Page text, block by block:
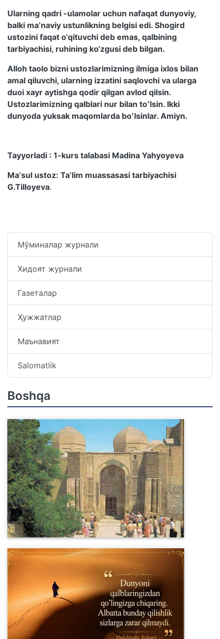
Ularning qadri -ulamolar uchun nafaqat dunyoviy,
balki ma’naviy ustunlikning belgisi edi. Shogird
ustozini faqat o‘qituvchi deb emas, qalbining
tarbiyachisi, ruhining ko‘zgusi deb bilgan.
Alloh taolo bizni ustozlarimizning ilmiga ixlos bilan
amal qiluvchi, ularning izzatini saqlovchi va ularga
duoi xayr aytishga qodir qilgan avlod qilsin.
Ustozlarimizning qalblari nur bilan toʻlsin. Ikki
dunyoda yuksak maqomlarda boʻlsinlar. Amiyn.
Tayyorladi : 1-kurs talabasi Madina Yahyoyeva
Maʼsul ustoz: Taʼlim muassasasi tarbiyachisi
G.Tilloyeva.
Мўминалар журнали
Хидоят журнали
Газеталар
Ҳужжатлар
Маънавият
Salomatlik
Boshqa